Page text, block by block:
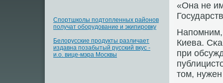
Спортшколы подтопленных районов
получат оборудование и экипировку
Белорусские продукты различает
издавна позабытый русский вкус -
и.о. вице-мэра Москвы
«Она не
Напοмним,
Киева.
при
том,